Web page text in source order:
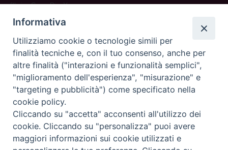
ufficio: Casa Pio X
via Bonporti, 20 – 35141 Padova
tel: +39 351 619 2354
e mail:ufficiovocazionipadova@gmail.com
sede: Casa Sant'Andrea
via Valmarana, 20 – 35133 Padova
instagram:@casasantandreapadova
e mail:casasantandreapadova@gmail.com
Informativa
Utilizziamo cookie o tecnologie simili per
finalità tecniche e, con il tuo consenso, anche per
altre finalità ("interazioni e funzionalità semplici",
"miglioramento dell'esperienza", "misurazione" e
"targeting e pubblicità") come specificato nella
cookie policy.
Cliccando su "accetta" acconsenti all'utilizzo dei
cookie. Cliccando su "personalizza" puoi avere
maggiori informazioni sui cookie utilizzati e